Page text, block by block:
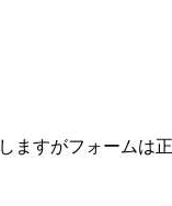
ますがフォームは